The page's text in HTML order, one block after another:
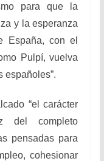
para que la
y la esperanza
España, con el
Pulpí, vuelva
españoles”.
“el carácter
del completo
pensadas para
cohesionar